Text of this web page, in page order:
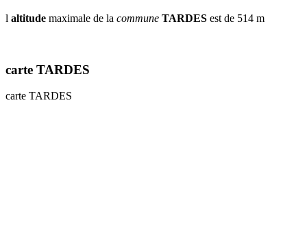
l altitude maximale de la commune TARDES est de 514 m
carte TARDES
carte TARDES